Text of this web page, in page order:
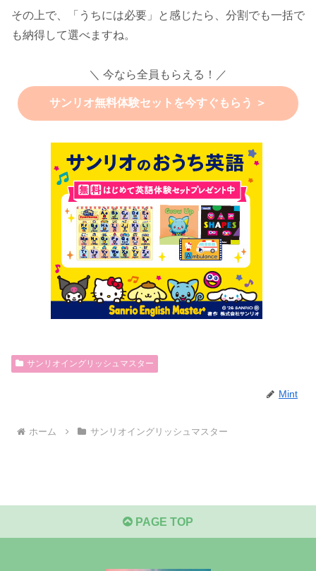
その上で、「うちには必要」と感じたら、分割でも一括で
も納得して選べますね。
＼ 今なら全員もらえる！／
サンリオ無料体験セットを今すぐもらう ＞
サンリオイングリッシュマスター
Mint
ホーム サンリオイングリッシュマスター
PAGE TOP